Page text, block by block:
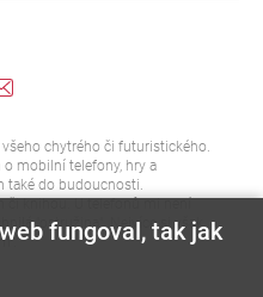
chytrého či futuristického.
o mobilní telefony, hry a
také do budoucnosti.
či knihou. U telefonů mi není
"ostružina". Nejvíce si však
fungoval, tak jak